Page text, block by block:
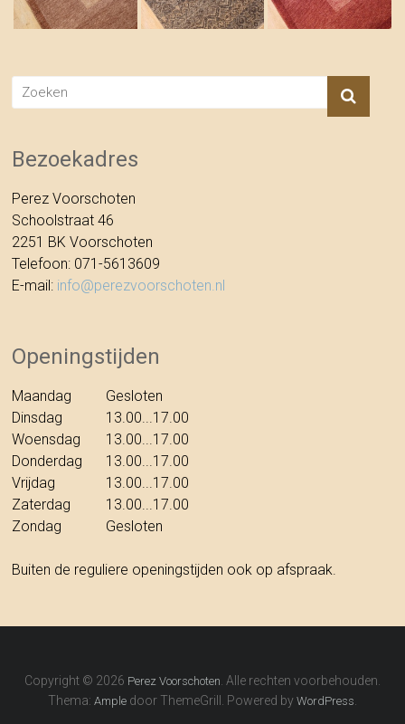
Bezoekadres
Perez Voorschoten
Schoolstraat 46
2251 BK Voorschoten
Telefoon: 071-5613609
E-mail: info@perezvoorschoten.nl
Openingstijden
Maandag
Gesloten
Dinsdag
13.00...17.00
Woensdag
13.00...17.00
Donderdag
13.00...17.00
Vrijdag
13.00...17.00
Zaterdag
13.00...17.00
Zondag
Gesloten
Buiten de reguliere openingstijden ook op afspraak.
Copyright © 2026 Perez Voorschoten. Alle rechten voorbehouden.
Thema: Ampledoor ThemeGrill. Powered by WordPress.